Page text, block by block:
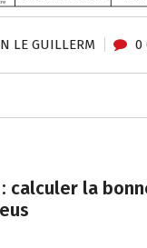
LE GUILLERM 0
calculer la